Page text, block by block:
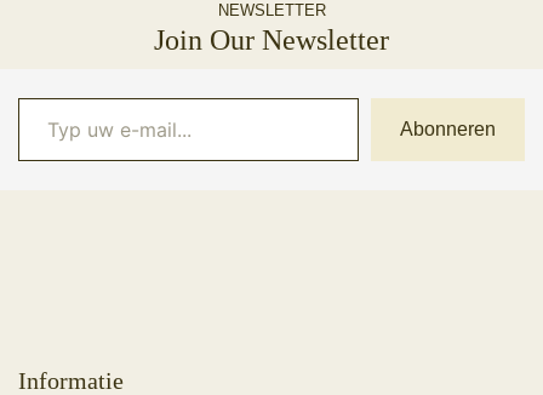
NEWSLETTER
Join Our Newsletter
Typ uw e-mail...
Abonneren
Informatie